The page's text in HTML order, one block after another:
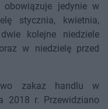
jedynie w
stycznia, kwietnia,
kolejne niedziele
w niedzielę przed
zakaz handlu w
2018 r. Przewidziano